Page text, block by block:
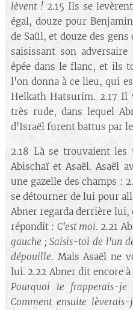
lèvent ! 2.15 Ils se
égal, douze pour
de Saül, et douze des gens
saisissant son
épée dans le flanc, et ils
l'on donna à ce lieu, qui
Helkath Hatsurim. 2.17
très rude, dans lequel
d'Israël furent battus par
2.18 Là se trouvaient
Abischaï et Asaël. Asaël
une gazelle des champs :
se détourner de lui pour
Abner regarda derrière
répondit : C'est moi. 2.21
gauche ; Saisis-toi de l'un
dépouille. Mais Asaël ne
lui. 2.22 Abner dit encore à
Pourquoi te frapperais-
Comment ensuite